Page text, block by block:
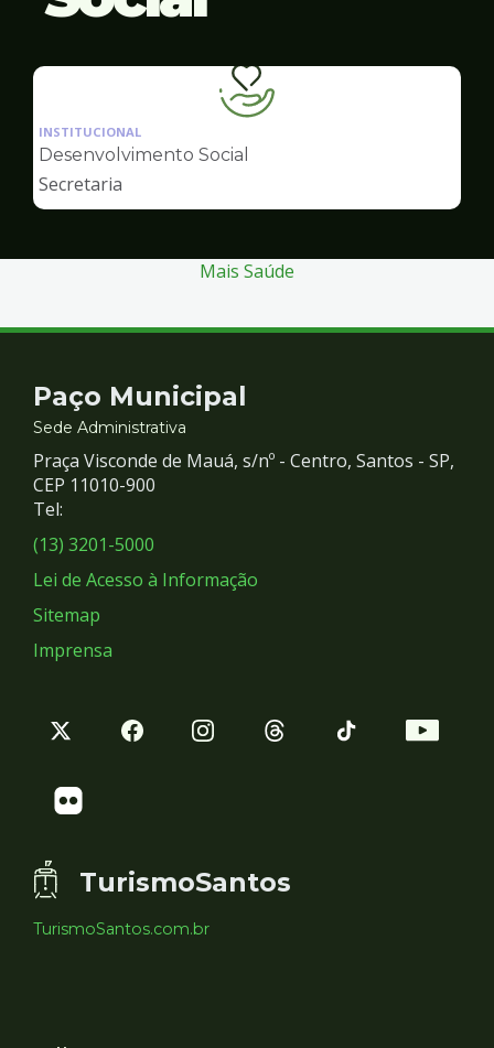
Ilustração
da
pagina
INSTITUCIONAL
Desenvolvimento Social
Secretaria
Mais Saúde
Contato
e
Redes
Sociais
Paço Municipal
Sede Administrativa
Praça Visconde de Mauá, s/nº - Centro, Santos - SP,
CEP 11010-900
Tel:
(13) 3201-5000
Lei de Acesso à Informação
Sitemap
Imprensa
TurismoSantos
TurismoSantos.com.br